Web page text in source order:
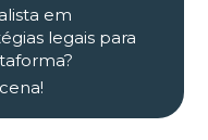
em
legais para